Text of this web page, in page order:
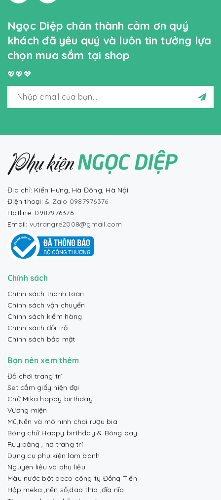
Ngọc Diệp chân thành cảm ơn quý
khách đã yêu quý và luôn tin tưởng lựa
chọn mua sắm tại shop
💖💖💖
Địa chỉ: Kiến Hưng, Hà Đông, Hà Nội
Điện thoại: & Zalo 0987976376
Hotline: 0987976376
Email: vutrangre2008@gmail.com
Chính sách
Chính sách thanh toán
Chính sách vận chuyển
Chính sách kiểm hàng
Chính sách đổi trả
Chính sách bảo mật
Bạn nên xem thêm
Đồ chơi trang trí
Set cắm giấy hiện đại
Chữ Mika happy birthday
Vương miện
Mũ,Nến và mô hình chai rượu bia
Bóng chữ Happy birthday & Bóng bay
Ruy băng , nơ trang trí
Dụng cụ phụ kiện làm bánh
Nguyên liệu và phụ liệu
Màu nước bột deco công ty Đồng Tiến
Hộp meka ,nến số,dao thìa ,đĩa nĩa